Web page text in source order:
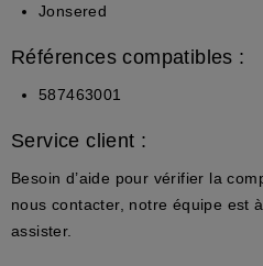
Jonsered
Références compatibles :
587463001
Service client :
Besoin d’aide pour vérifier la
nous contacter, notre équipe est
assister.